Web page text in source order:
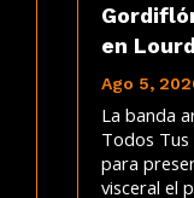
en
Ago 5,
La banda
Todos
para
visceral el